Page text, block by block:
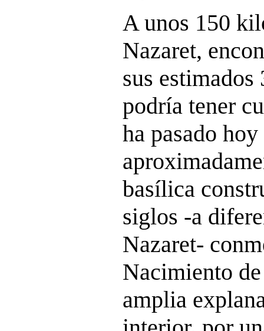
A unos 150
Nazaret,
sus estimados
podría tener
ha pasado
basílica
siglos -a
Nazaret-
Nacimiento
amplia